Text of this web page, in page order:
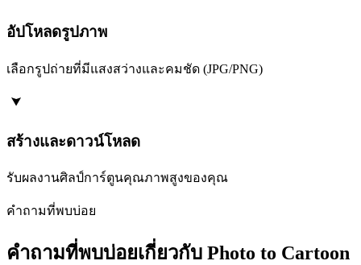
อัปโหลดรูปภาพ
เลือกรูปถ่ายที่มีแสงสว่างและคมชัด (JPG/PNG)
สร้างและดาวน์โหลด
รับผลงานศิลป์การ์ตูนคุณภาพสูงของคุณ
คำถามที่พบบ่อย
คำถามที่พบบ่อยเกี่ยวกับ Photo to Cartoon